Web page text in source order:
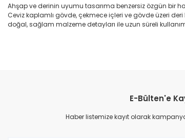
Ahşap ve derinin uyumu tasarıma benzersiz özgün bir
Ceviz kaplamlı gövde, çekmece içleri ve gövde üzeri
doğal, sağlam malzeme detayları ile uzun süreli
Ürün resmi kalitesiz, bozuk veya görüntülenemiyor.
Ürün açıklamasında eksik bilgiler bulunuyor.
E-Bülten'e
Haber listemize kayıt olarak